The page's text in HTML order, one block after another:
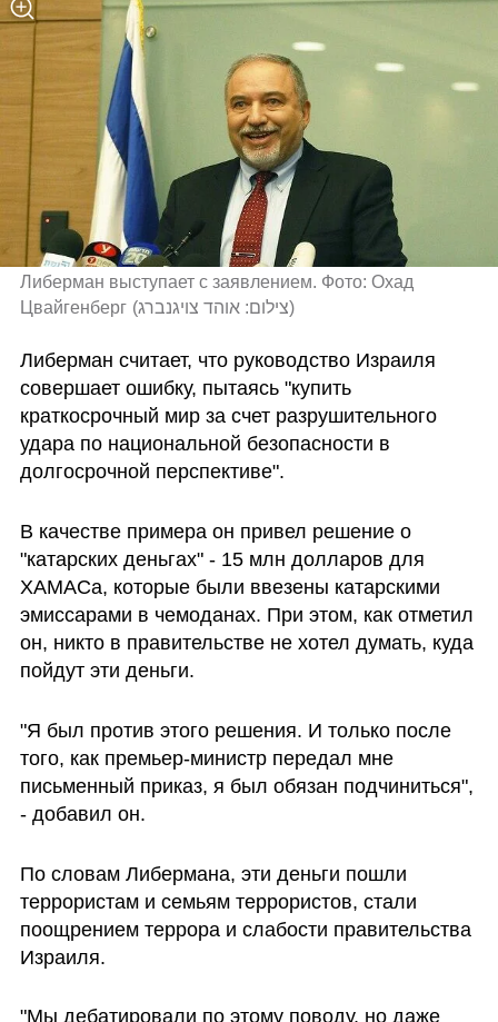
Либерман выступает с заявлением. Фото: Охад
Цвайгенберг (צילום: אוהד צויגנברג)
Либерман считает, что руководство Израиля
совершает ошибку, пытаясь "купить
краткосрочный мир за счет разрушительного
удара по национальной безопасности в
долгосрочной перспективе".
В качестве примера он привел решение о
"катарских деньгах" - 15 млн долларов для
ХАМАСа, которые были ввезены катарскими
эмиссарами в чемоданах. При этом, как отметил
он, никто в правительстве не хотел думать, куда
пойдут эти деньги.
"Я был против этого решения. И только после
того, как премьер-министр передал мне
письменный приказ, я был обязан подчиниться",
- добавил он.
По словам Либермана, эти деньги пошли
террористам и семьям террористов, стали
поощрением террора и слабости правительства
Израиля.
"Мы дебатировали по этому поводу, но даже